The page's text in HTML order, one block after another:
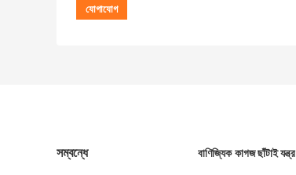
সম্বন্ধে বাণিজ্যিক কাগজ ছাঁটাই যন্ত্র